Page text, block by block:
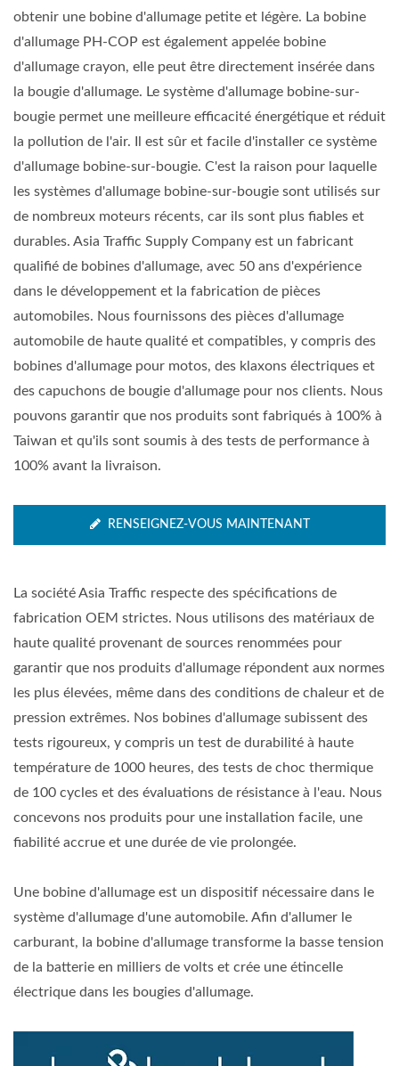
obtenir une bobine d'allumage petite et légère. La bobine
d'allumage PH-COP est également appelée bobine
d'allumage crayon, elle peut être directement insérée dans
la bougie d'allumage. Le système d'allumage bobine-sur-
bougie permet une meilleure efficacité énergétique et réduit
la pollution de l'air. Il est sûr et facile d'installer ce système
d'allumage bobine-sur-bougie. C'est la raison pour laquelle
les systèmes d'allumage bobine-sur-bougie sont utilisés sur
de nombreux moteurs récents, car ils sont plus fiables et
durables. Asia Traffic Supply Company est un fabricant
qualifié de bobines d'allumage, avec 50 ans d'expérience
dans le développement et la fabrication de pièces
automobiles. Nous fournissons des pièces d'allumage
automobile de haute qualité et compatibles, y compris des
bobines d'allumage pour motos, des klaxons électriques et
des capuchons de bougie d'allumage pour nos clients. Nous
pouvons garantir que nos produits sont fabriqués à 100% à
Taiwan et qu'ils sont soumis à des tests de performance à
100% avant la livraison.
RENSEIGNEZ-VOUS MAINTENANT
La société Asia Traffic respecte des spécifications de
fabrication OEM strictes. Nous utilisons des matériaux de
haute qualité provenant de sources renommées pour
garantir que nos produits d'allumage répondent aux normes
les plus élevées, même dans des conditions de chaleur et de
pression extrêmes. Nos bobines d'allumage subissent des
tests rigoureux, y compris un test de durabilité à haute
température de 1000 heures, des tests de choc thermique
de 100 cycles et des évaluations de résistance à l'eau. Nous
concevons nos produits pour une installation facile, une
fiabilité accrue et une durée de vie prolongée.
Une bobine d'allumage est un dispositif nécessaire dans le
système d'allumage d'une automobile. Afin d'allumer le
carburant, la bobine d'allumage transforme la basse tension
de la batterie en milliers de volts et crée une étincelle
électrique dans les bougies d'allumage.